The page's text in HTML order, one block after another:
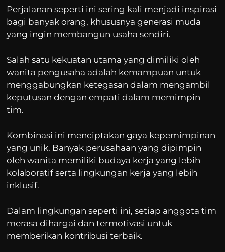
Perjalanan seperti ini sering kali menjadi inspirasi
bagi banyak orang, khususnya generasi muda
yang ingin membangun usaha sendiri.
Salah satu kekuatan utama yang dimiliki oleh
wanita pengusaha adalah kemampuan untuk
menggabungkan ketegasan dalam mengambil
keputusan dengan empati dalam memimpin
tim.
Kombinasi ini menciptakan gaya kepemimpinan
yang unik. Banyak perusahaan yang dipimpin
oleh wanita memiliki budaya kerja yang lebih
kolaboratif serta lingkungan kerja yang lebih
inklusif.
Dalam lingkungan seperti ini, setiap anggota tim
merasa dihargai dan termotivasi untuk
memberikan kontribusi terbaik.